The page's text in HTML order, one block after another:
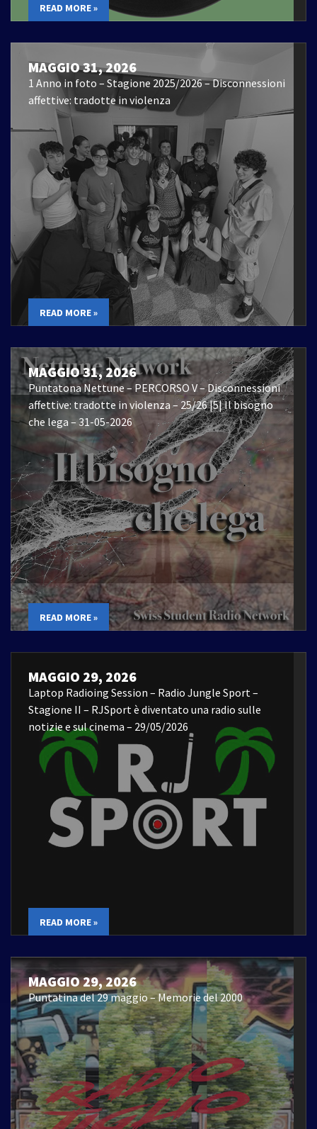
READ MORE »
MAGGIO 31, 2026
1 Anno in foto – Stagione 2025/2026 – Disconnessioni
affettive: tradotte in violenza
READ MORE »
MAGGIO 31, 2026
Puntatona Nettune – PERCORSO V – Disconnessioni
affettive: tradotte in violenza – 25/26 |5| Il bisogno
che lega – 31-05-2026
READ MORE »
MAGGIO 29, 2026
Laptop Radioing Session – Radio Jungle Sport –
Stagione II – RJSport è diventato una radio sulle
notizie e sul cinema – 29/05/2026
READ MORE »
MAGGIO 29, 2026
Puntatina del 29 maggio – Memorie del 2000